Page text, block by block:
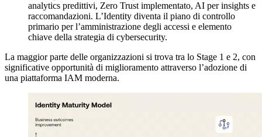
analytics predittivi, Zero Trust implementato, AI per insights e
raccomandazioni. L’Identity diventa il piano di controllo
primario per l’amministrazione degli accessi e elemento
chiave della strategia di cybersecurity.
La maggior parte delle organizzazioni si trova tra lo Stage 1 e 2, con
significative opportunità di miglioramento attraverso l’adozione di
una piattaforma IAM moderna.